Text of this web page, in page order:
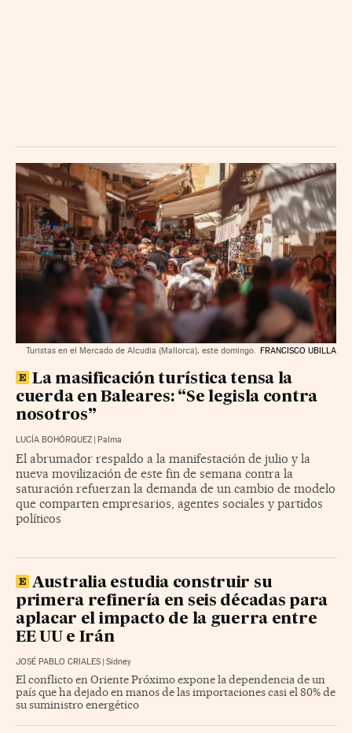
Turistas en el Mercado de Alcudia (Mallorca), este domingo. FRANCISCO UBILLA
La masificación turística tensa la
cuerda en Baleares: “Se legisla contra
nosotros”
LUCÍA BOHÓRQUEZ Palma
El abrumador respaldo a la manifestación de julio y la
nueva movilización de este fin de semana contra la
saturación refuerzan la demanda de un cambio de modelo
que comparten empresarios, agentes sociales y partidos
políticos
Australia estudia construir su
primera refinería en seis décadas para
aplacar el impacto de la guerra entre
EE UU e Irán
JOSÉ PABLO CRIALES Sídney
El conflicto en Oriente Próximo expone la dependencia de un
país que ha dejado en manos de las importaciones casi el 80% de
su suministro energético